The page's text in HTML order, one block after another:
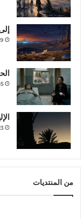
من المنتديات